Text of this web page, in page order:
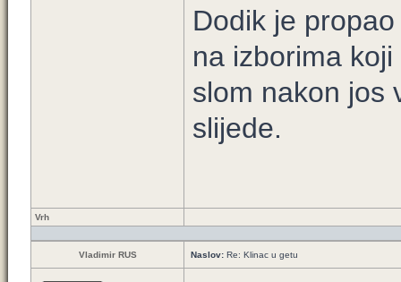
Dodik je
na izborima
slom nakon jos
slijede.
Vrh
Vladimir RUS Naslov: Re: Klinac u getu